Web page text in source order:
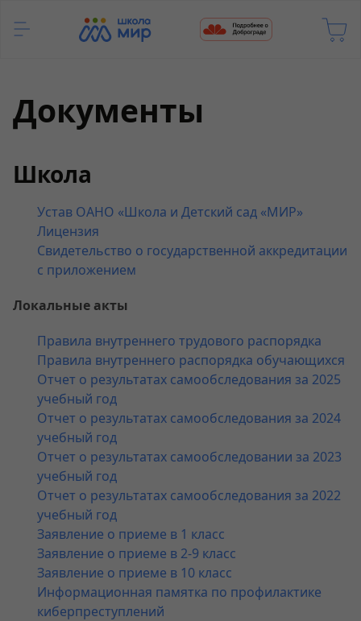
Документы
Школа
Устав ОАНО «Школа и Детский сад «МИР»
Лицензия
Свидетельство о государственной аккредитации
с приложением
Локальные акты
Правила внутреннего трудового распорядка
Правила внутреннего распорядка обучающихся
Отчет о результатах самообследования за 2025
учебный год
Отчет о результатах самообследования за 2024
учебный год
Отчет о результатах самообследовании за 2023
учебный год
Отчет о результатах самообследования за 2022
учебный год
Заявление о приеме в 1 класс
Заявление о приеме в 2-9 класс
Заявление о приеме в 10 класс
Информационная памятка по профилактике
киберпреступлений